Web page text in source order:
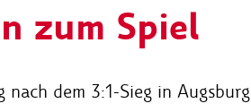
zum Spiel
nach dem 3:1-Sieg in